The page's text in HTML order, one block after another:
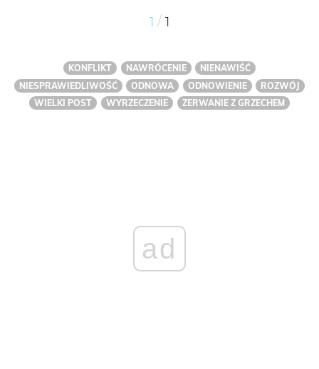
1 / 1
KONFLIKT NAWRÓCENIE
NIENAWIŚĆ
NIESPRAWIEDLIWOŚĆ
ODNOWA ODNOWIENIE
ROZWÓJ
WIELKI POST
WYRZECZENIE ZERWANIE Z GRZECHEM
ad